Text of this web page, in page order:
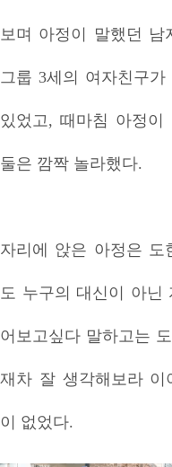
보며 아정이 말했던
그룹 3세의 여자친구
있었고, 때마침 아정
둘은 깜짝 놀라했다.
자리에 앉은 아정은 도
도 누구의 대신이 아닌
어보고싶다 말하고는
재차 잘 생각해보라 이
이 없었다.